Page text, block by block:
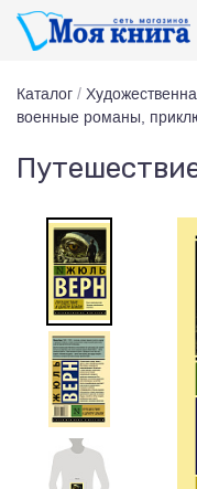
Каталог /
военные романы,